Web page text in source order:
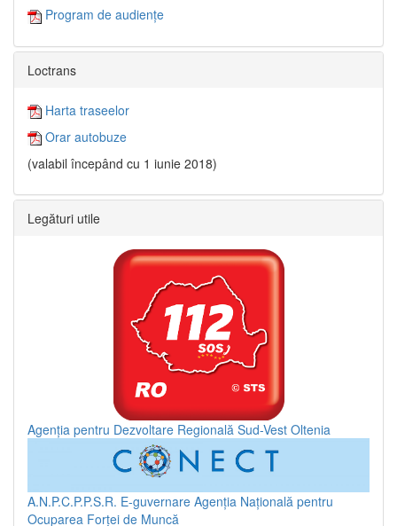
Program de audiențe
Loctrans
Harta traseelor
Orar autobuze
(valabil începând cu 1 iunie 2018)
Legături utile
Agenția pentru Dezvoltare Regională Sud-Vest Oltenia
A.N.P.C.P.P.S.R. E-guvernare Agenția Națională pentru
Ocuparea Forței de Muncă